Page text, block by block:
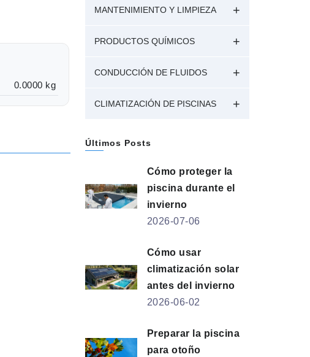
0.0000 kg
MANTENIMIENTO Y LIMPIEZA
PRODUCTOS QUÍMICOS
CONDUCCIÓN DE FLUIDOS
CLIMATIZACIÓN DE PISCINAS
Últimos Posts
Cómo proteger la
piscina durante el
invierno
2026-07-06
Cómo usar
climatización solar
antes del invierno
2026-06-02
Preparar la piscina
para otoño